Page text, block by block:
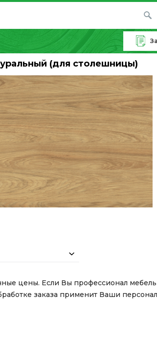
(для столешницы)
цены. Если Вы профессионал
заказа применит Ваши